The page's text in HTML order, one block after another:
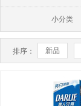
小分类
排序： 新品